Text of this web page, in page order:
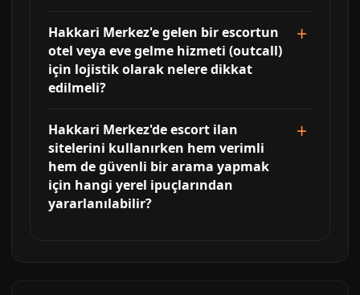
Hakkari Merkez'e gelen bir escortun
otel veya eve gelme hizmeti (outcall)
için lojistik olarak nelere dikkat
edilmeli?
Hakkari Merkez'de escort ilan
sitelerini kullanırken hem verimli
hem de güvenli bir arama yapmak
için hangi yerel ipuçlarından
yararlanılabilir?